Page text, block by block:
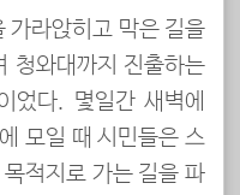
가라앉히고 막은 길을
청와대까지 진출하는
었다. 몇일간 새벽에
모일 때 시민들은 스
적지로 가는 길을 파